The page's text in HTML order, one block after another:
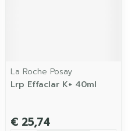
La Roche Posay
Lrp Effaclar K+ 40ml
€ 25,74